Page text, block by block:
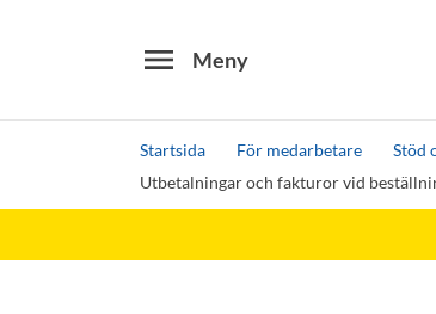
menu Meny
Startsida För medarbetare Stöd
Utbetalningar och fakturor vid